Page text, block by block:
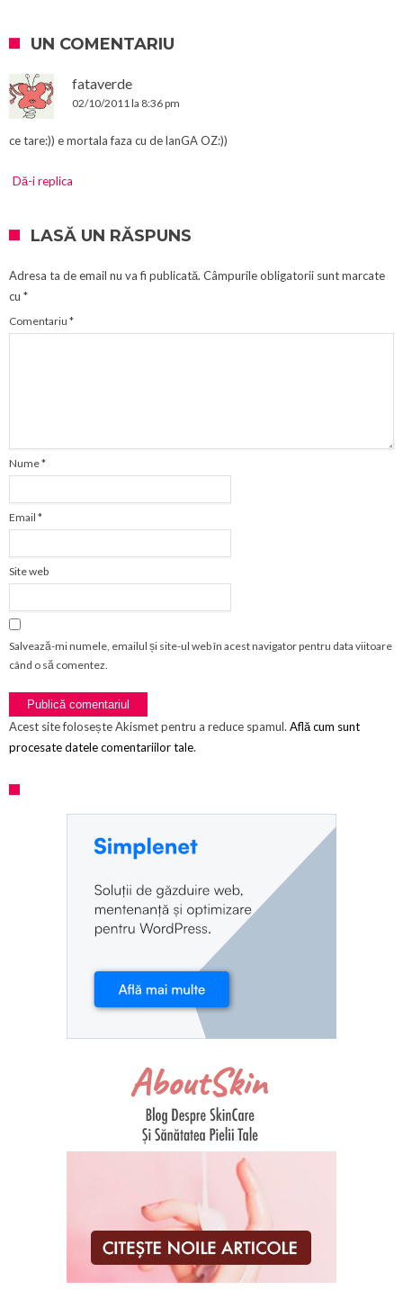
UN COMENTARIU
fataverde
02/10/2011 la 8:36 pm
ce tare:)) e mortala faza cu de lanGA OZ:))
Dă-i replica
LASĂ UN RĂSPUNS
Adresa ta de email nu va fi publicată. Câmpurile obligatorii sunt marcate
cu *
Comentariu *
Nume*
Email *
Site web
Salvează-mi numele, emailul și site-ul web în acest navigator pentru data viitoare
când o să comentez.
Acest site folosește Akismet pentru a reduce spamul. Află cum sunt
procesate datele comentariilor tale.